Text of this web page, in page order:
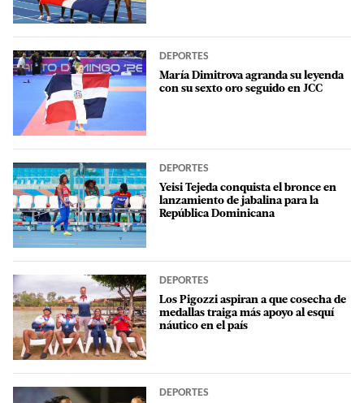
DEPORTES
María Dimitrova agranda su leyenda
con su sexto oro seguido en JCC
DEPORTES
Yeisi Tejeda conquista el bronce en
lanzamiento de jabalina para la
República Dominicana
DEPORTES
Los Pigozzi aspiran a que cosecha de
medallas traiga más apoyo al esquí
náutico en el país
DEPORTES